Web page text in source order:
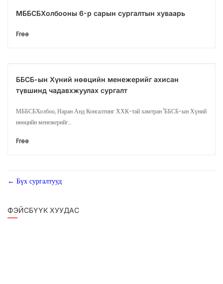
МББСБХолбооны 6-р сарын сургалтын хуваарь
Free
ББСБ-ын Хүний нөөцийн менежерийг ахисан
түвшинд чадавхжуулах сургалт
МББСБХолбоо, Наран Анд Консалтинг ХХК-тай хамтран "ББСБ-ын Хүний
нөөцийн менежерийг...
Free
Бүх сургалтууд
ФЭЙСБҮҮК ХУУДАС